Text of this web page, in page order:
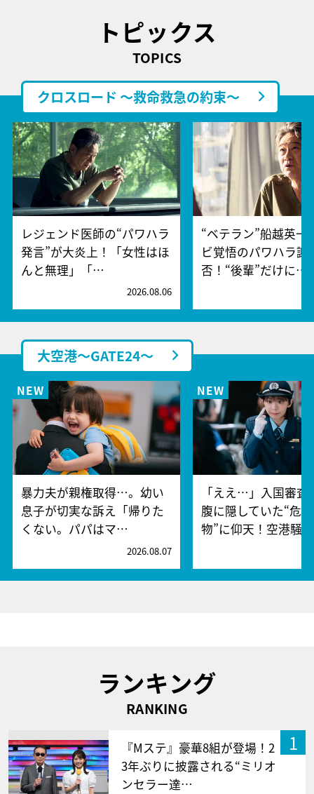
トピックス
TOPICS
クロスロード ～救命救急の約束～
レジェンド医師の“パワハラ
発言”が大炎上！「女性はほ
んと無理」「…
2026.08.06
“ベテラン”船越英一
ビ覚悟のパワハラ謝
否！“後輩”だけに…
大空港～GATE24～
暴力夫が親権取得…。幼い
息子が切実な訴え「帰りた
くない。パパはマ…
2026.08.07
「ええ…」入国審査
腹に隠していた“危
物”に仰天！空港騒
ランキング
RANKING
1
『Mステ』豪華8組が登場！2
3年ぶりに披露される“ミリオ
ンセラー達…